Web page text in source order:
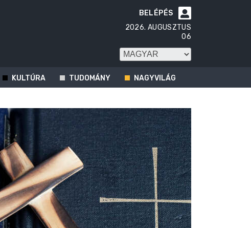

BELÉPÉS
2026. AUGUSZTUS
06
KULTÚRA TUDOMÁNY NAGYVILÁG